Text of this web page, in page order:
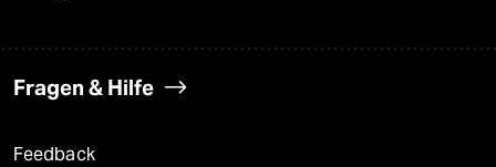
Fragen & Hilfe
Feedback